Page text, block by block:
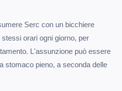
Serc con un bicchiere
orari ogni giorno, per
L'assunzione può essere
stomaco pieno, a seconda delle